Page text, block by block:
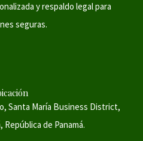
y respaldo legal para
seguras.
Santa María Business District,
República de Panamá.